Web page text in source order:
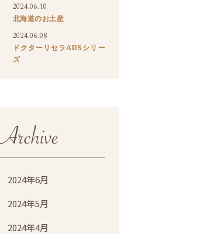
2024.06.10
北海道のお土産
2024.06.08
ドクターリセラADSシリー
ズ
2024年6月
2024年5月
2024年4月